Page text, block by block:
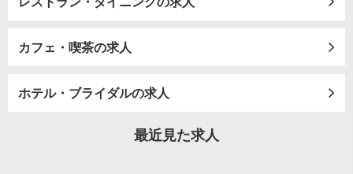
カフェ・喫茶の求人
ホテル・ブライダルの求人
最近見た求人